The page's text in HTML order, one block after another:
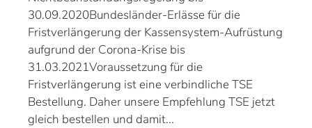
30.09.2020Bundesländer-Erlässe für die
Fristverlängerung der Kassensystem-Aufrüstung
aufgrund der Corona-Krise bis
31.03.2021Voraussetzung für die
Fristverlängerung ist eine verbindliche TSE
Bestellung. Daher unsere Empfehlung TSE jetzt
gleich bestellen und damit...